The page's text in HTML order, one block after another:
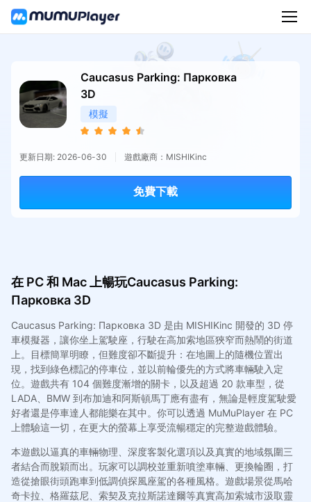
Caucasus Parking: Парковка
3D
模擬
更新日期: 2026-06-30 遊戲廠商：MISHIKinc
免費下載
在 PC 和 Mac 上暢玩Caucasus Parking:
Парковка 3D
Caucasus Parking: Парковка 3D 是由 MISHIKinc 開發的 3D 停
車模擬器，讓你坐上駕駛座，行駛在高加索地區狹窄而熱鬧的街道
上。目標簡單明瞭，但難度卻不斷提升：在地圖上的隨機位置出
現，找到綠色標記的停車位，並以前輪優先的方式將車輛駛入定
位。遊戲共有 104 個難度漸增的關卡，以及超過 20 款車型，從
LADA、BMW 到布加迪和阿斯頓馬丁應有盡有，無論是輕度駕駛愛
好者還是停車達人都能樂在其中。你可以透過 MuMuPlayer 在 PC
上體驗這一切，在更大的螢幕上享受流暢穩定的完整遊戲體驗。
本遊戲以逼真的車輛物理、深度客製化選項以及真實的地域氛圍三
者結合而脫穎而出。玩家可以調校並重新噴塗車輛、更換輪圈，打
造從搶眼街頭跑車到低調偵探風座駕的各種風格。遊戲場景從馬哈
奇卡拉、格羅茲尼、索契及克拉斯諾達爾等真實高加索城市汲取靈